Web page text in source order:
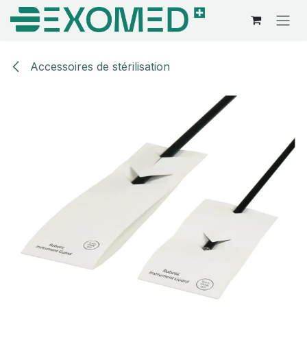
Se rendre au contenu
Accessoires de stérilisation